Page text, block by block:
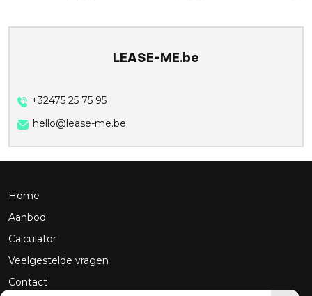
LEASE-ME.be
+32475 25 75 95
hello@lease-me.be
Home
Aanbod
Calculator
Veelgestelde vragen
Contact